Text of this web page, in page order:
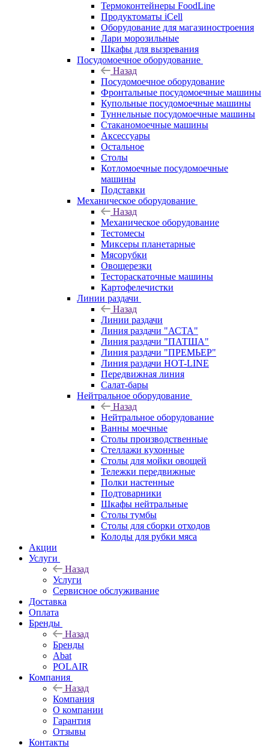
Термоконтейнеры FoodLine
Продуктоматы iCell
Оборудование для магазиностроения
Лари морозильные
Шкафы для вызревания
Посудомоечное оборудование
Назад
Посудомоечное оборудование
Фронтальные посудомоечные машины
Купольные посудомоечные машины
Туннельные посудомоечные машины
Стаканомоечные машины
Аксессуары
Остальное
Столы
Котломоечные посудомоечные
машины
Подставки
Механическое оборудование
Назад
Механическое оборудование
Тестомесы
Миксеры планетарные
Мясорубки
Овощерезки
Тестораскаточные машины
Картофелечистки
Линии раздачи
Назад
Линии раздачи
Линия раздачи "АСТА"
Линия раздачи "ПАТША"
Линия раздачи "ПРЕМЬЕР"
Линия раздачи HOT-LINE
Передвижная линия
Салат-бары
Нейтральное оборудование
Назад
Нейтральное оборудование
Ванны моечные
Столы производственные
Стеллажи кухонные
Столы для мойки овощей
Тележки передвижные
Полки настенные
Подтоварники
Шкафы нейтральные
Столы тумбы
Столы для сборки отходов
Колоды для рубки мяса
Акции
Услуги
Назад
Услуги
Сервисное обслуживание
Доставка
Оплата
Бренды
Назад
Бренды
Abat
POLAIR
Компания
Назад
Компания
О компании
Гарантия
Отзывы
Контакты